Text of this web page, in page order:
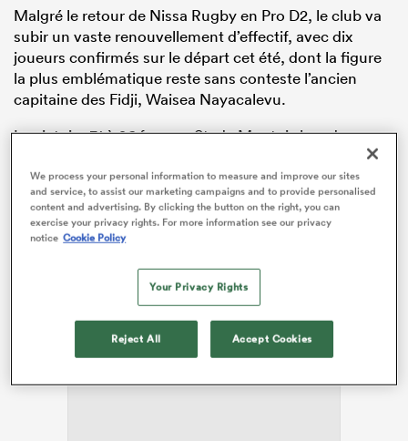
Malgré le retour de Nissa Rugby en Pro D2, le club va
subir un vaste renouvellement d’effectif, avec dix
joueurs confirmés sur le départ cet été, dont la figure
la plus emblématique reste sans conteste l’ancien
capitaine des Fidji, Waisea Nayacalevu.
La victoire 31 à 26 face au Stade Montois lors de
deuxième division au club azuréen, qui réussit ainsi un
retour immédiat après sa relégation de la saison
précédente. Quelques jours à peine après ce succès
arraché, le club annonçait officiellement les départs,
remanié pour affronter les exigences d’une nouvelle
We process your personal information to measure and improve our sites
and service, to assist our marketing campaigns and to provide personalised
content and advertising. By clicking the button on the right, you can
exercise your privacy rights. For more information see our privacy
notice Cookie Policy
Your Privacy Rights
Reject All Accept Cookies